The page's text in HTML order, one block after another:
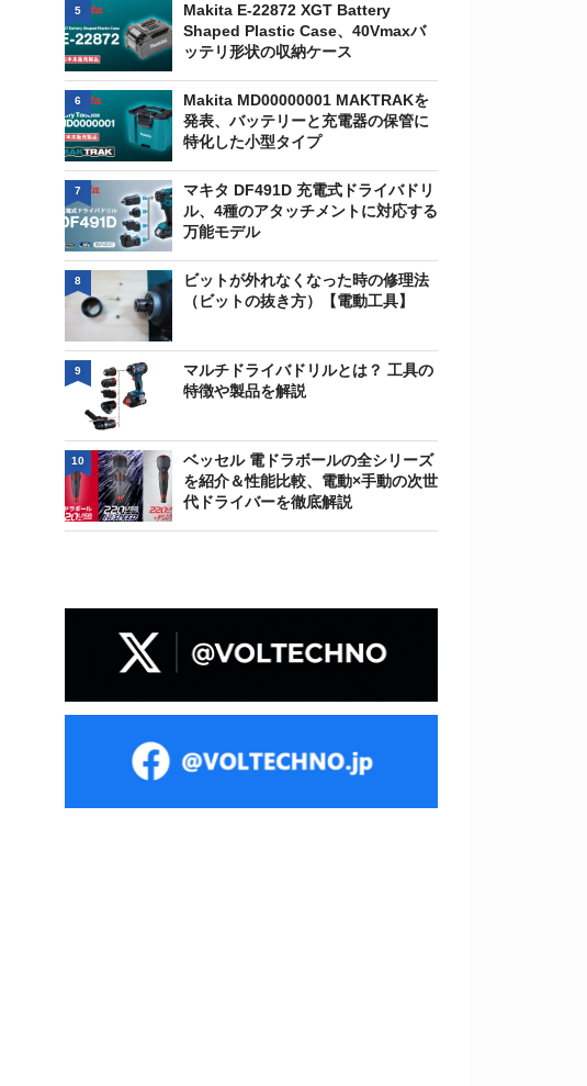
Makita E-22872 XGT Battery
Shaped Plastic Case、40Vmaxバ
ッテリ形状の収納ケース
5
Makita MD00000001 MAKTRAKを
発表、バッテリーと充電器の保管に
特化した小型タイプ
6
マキタ DF491D 充電式ドライバドリ
ル、4種のアタッチメントに対応する
万能モデル
7
ビットが外れなくなった時の修理法
（ビットの抜き方）【電動工具】
8
マルチドライバドリルとは？ 工具の
特徴や製品を解説
9
ベッセル 電ドラボールの全シリーズ
を紹介＆性能比較、電動×手動の次世
代ドライバーを徹底解説
10